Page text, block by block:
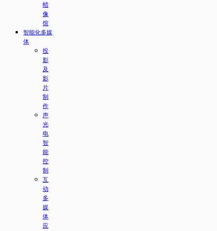
蜡
像
馆
智能化多媒
体
投
影
及
影
片
制
作
声
光
电
智
能
控
制
互
动
多
媒
体
应